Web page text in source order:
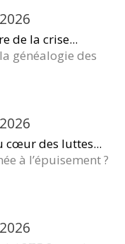
de la crise...
généalogie des
cœur des luttes...
à l’épuisement ?